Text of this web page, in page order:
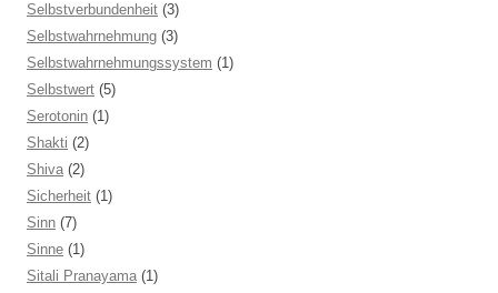
Selbstverbundenheit (3)
Selbstwahrnehmung (3)
Selbstwahrnehmungssystem (1)
Selbstwert (5)
Serotonin (1)
Shakti (2)
Shiva (2)
Sicherheit (1)
Sinn (7)
Sinne (1)
Sitali Pranayama (1)